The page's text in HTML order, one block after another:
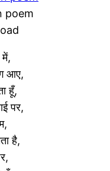
poem
में,
आए,
हूँ,
पर,
है,